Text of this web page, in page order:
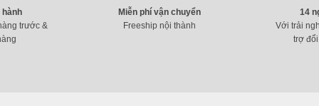
trước &
Miễn phí vận chuyển
Freeship nội thành
14
Với trải
trợ